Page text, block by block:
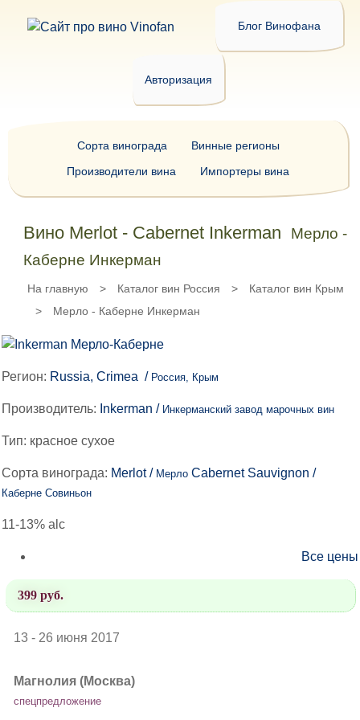
Блог Винофана
Авторизация
Вино Merlot - Cabernet Inkerman
Мерло -
Каберне Инкерман
На главную > Каталог вин Россия >
Каталог вин Крым
>
Мерло - Каберне Инкерман
Регион: Russia, Crimea / Россия, Крым
Производитель: Inkerman / Инкерманский завод марочных вин
Тип: красное сухое
Сорта винограда: Merlot / Мерло Cabernet Sauvignon /
Каберне Совиньон
11-13% alc
Все цены
399 руб.
13 - 26 июня 2017
Магнолия (Москва)
спецпредложение
Сорта винограда
Винные регионы
Производители вина
Импортеры вина